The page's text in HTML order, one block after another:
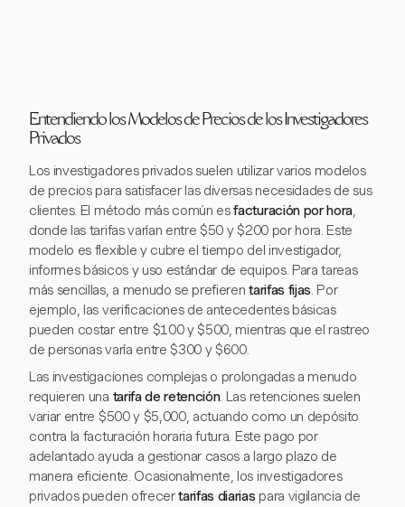
Entendiendo los Modelos de Precios de los Investigadores
Privados
Los investigadores privados suelen utilizar varios modelos
de precios para satisfacer las diversas necesidades de sus
clientes. El método más común esfacturación por hora,
donde las tarifas varían entre $50 y $200 por hora. Este
modelo es flexible y cubre el tiempo del investigador,
informes básicos y uso estándar de equipos. Para tareas
más sencillas, a menudo se prefierentarifas fijas. Por
ejemplo, las verificaciones de antecedentes básicas
pueden costar entre $100 y $500, mientras que el rastreo
de personas varía entre $300 y $600.
Las investigaciones complejas o prolongadas a menudo
requieren una tarifa de retención. Las retenciones suelen
variar entre $500 y $5,000, actuando como un depósito
contra la facturación horaria futura. Este pago por
adelantado ayuda a gestionar casos a largo plazo de
manera eficiente. Ocasionalmente, los investigadores
privados pueden ofrecertarifas diarias para vigilancia de